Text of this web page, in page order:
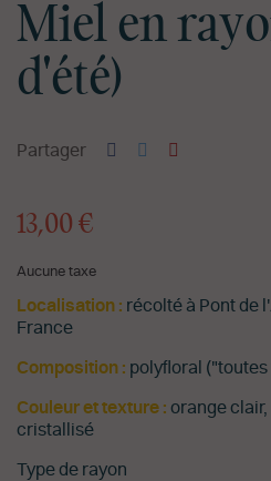
Miel en
d'été)
Partager
13,00 €
Aucune taxe
Localisation : récolté à Pont de
France
Composition : polyfloral ("toutes
Couleur et texture : orange
cristallisé
Type de rayon